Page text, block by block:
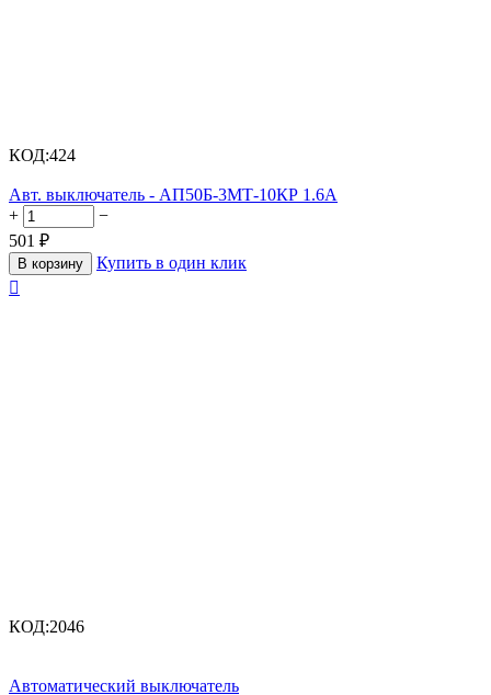
КОД:424
Авт. выключатель - АП50Б-3МТ-10КР 1.6А
+
−
501 ₽
В корзину
Купить в один клик

КОД:2046
Автоматический выключатель